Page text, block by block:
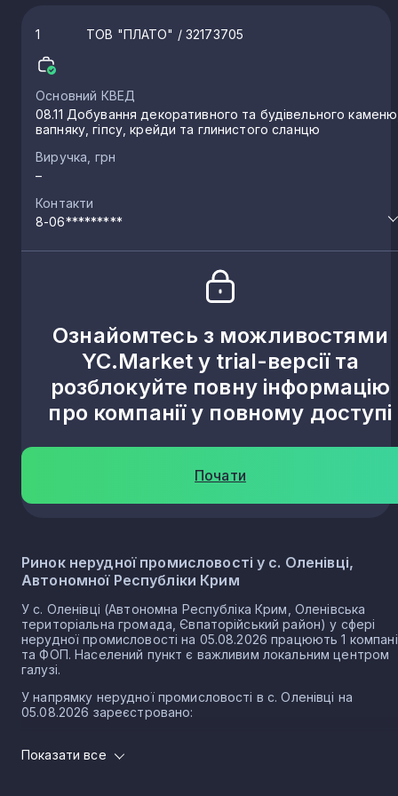
1 ТОВ "ПЛАТО" / 32173705
Основний КВЕД
08.11 Добування декоративного та будівельного
вапняку, гіпсу, крейди та глинистого сланцю
Виручка, грн
–
Контакти
8-06*********
Ознайомтесь з можливостями
YC.Market у trial-версії та
розблокуйте повну інформацію
про компанії у повному доступі
Почати
Ринок нерудної промисловості у с. Оленівці,
Автономної Республіки Крим
У с. Оленівці (Автономна Республіка Крим, Оленівська
територіальна громада, Євпаторійський район) у сфері
нерудної промисловості на 05.08.2026 працюють 1
та ФОП. Населений пункт є важливим локальним центром
галузі.
У напрямку нерудної промисловості в с. Оленівці на
05.08.2026 зареєстровано:
0 ФОП
Показати все